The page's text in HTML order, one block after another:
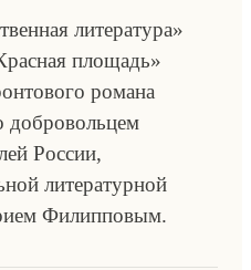
литература»
площадь»
романа
добровольцем
России,
литературной
Филипповым.